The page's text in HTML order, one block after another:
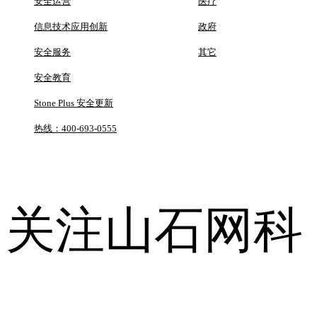
信息技术应用创新
安全服务
安全教育
Stone Plus 安全更新
热线：400-693-0555
政府
其它
关注山石网科